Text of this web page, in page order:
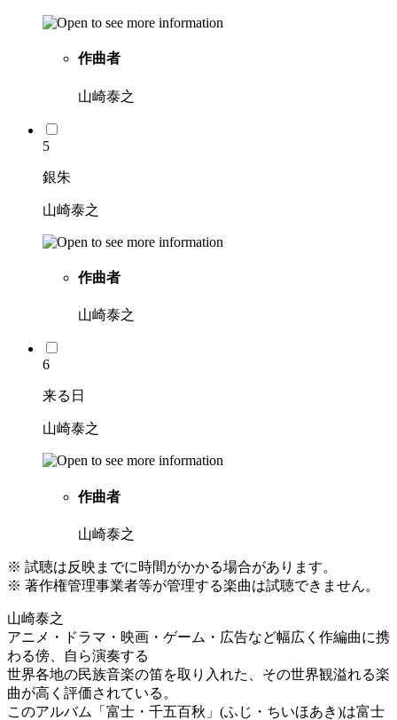
作曲者
山崎泰之
5
銀朱
山崎泰之
作曲者
山崎泰之
6
来る日
山崎泰之
作曲者
山崎泰之
※ 試聴は反映までに時間がかかる場合があります。
※ 著作権管理事業者等が管理する楽曲は試聴できません。
山崎泰之
アニメ・ドラマ・映画・ゲーム・広告など幅広く作編曲に携
わる傍、自ら演奏する
世界各地の民族音楽の笛を取り入れた、その世界観溢れる楽
曲が高く評価されている。
このアルバム「富士・千五百秋」(ふじ・ちいほあき)は富士